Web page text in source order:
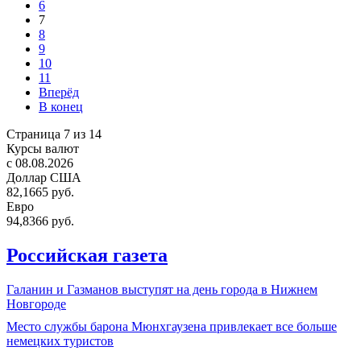
6
7
8
9
10
11
Вперёд
В конец
Страница 7 из 14
Курсы валют
c 08.08.2026
Доллар США
82,1665 руб.
Евро
94,8366 руб.
Российская газета
Галанин и Газманов выступят на день города в Нижнем
Новгороде
Место службы барона Мюнхгаузена привлекает все больше
немецких туристов